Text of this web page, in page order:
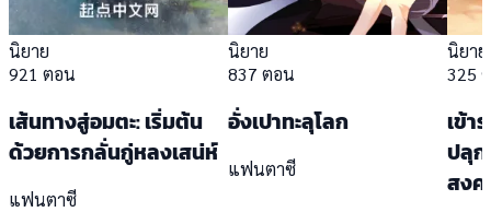
นิยาย
921 ตอน
เส้นทางสู่อมตะ: เริ่มต้น
ด้วยการกลั่นกู่หลงเสน่ห์
แฟนตาซี
นิยาย
837 ตอน
อั่งเปาทะลุโลก
แฟนตาซี
นิยาย
325
เข้า
ปลุก
สงค